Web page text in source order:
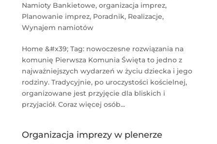
Namioty Bankietowe, organizacja imprez,
Planowanie imprez, Poradnik, Realizacje,
Wynajem namiotów
Home &#x39; Tag: nowoczesne rozwiązania na
komunię Pierwsza Komunia Święta to jedno z
najważniejszych wydarzeń w życiu dziecka i jego
rodziny. Tradycyjnie, po uroczystości kościelnej,
organizowane jest przyjęcie dla bliskich i
przyjaciół. Coraz więcej osób...
Organizacja imprezy w plenerze